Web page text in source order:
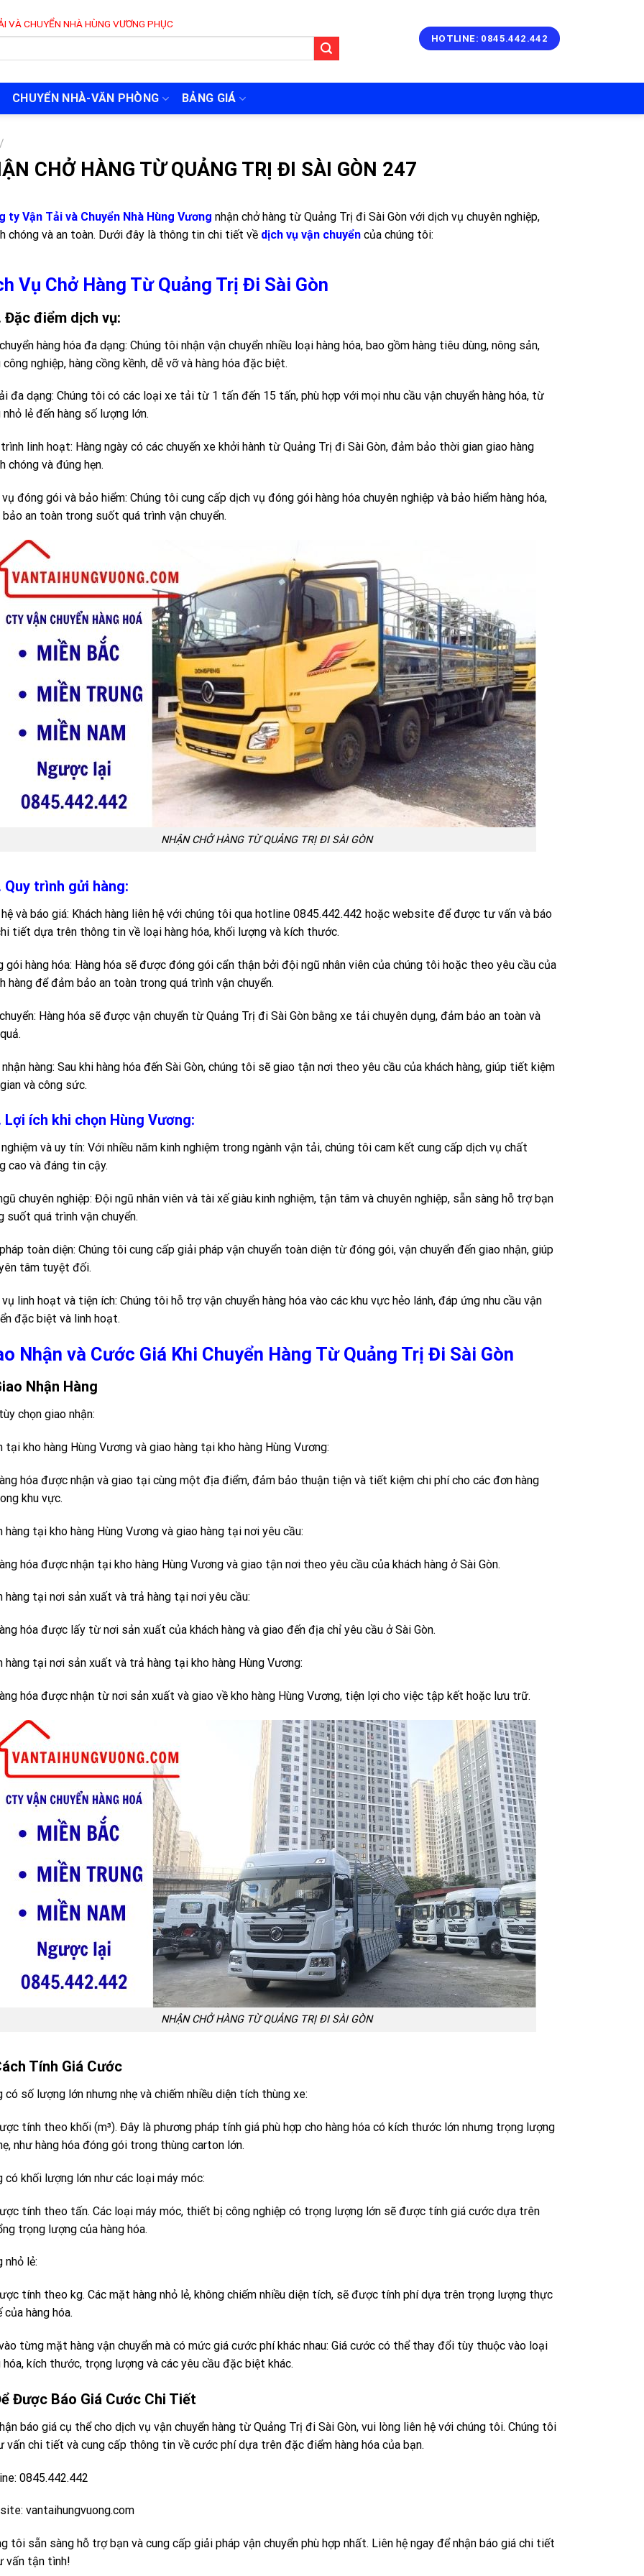
HÙNG VƯƠNG PHỤC VỤ 24/7
HOTLINE: 0845.442.442
CHUYỂN NHÀ-VĂN PHÒNG BẢNG GIÁ
/
CHỞ HÀNG TỪ QUẢNG TRỊ ĐI SÀI GÒN 247
ty Vận Tải và Chuyển Nhà Hùng Vương nhận chở hàng từ Quảng Trị đi Sài Gòn với dịch vụ chuyên nghiệp,
chóng và an toàn. Dưới đây là thông tin chi tiết về dịch vụ vận chuyểncủa chúng tôi:
Vụ Chở Hàng Từ Quảng Trị Đi Sài Gòn
Đặc điểm dịch vụ:
hàng hóa đa dạng: Chúng tôi nhận vận chuyển nhiều loại hàng hóa, bao gồm hàng tiêu dùng, nông sản,
công nghiệp, hàng cồng kềnh, dễ vỡ và hàng hóa đặc biệt.
đa dạng: Chúng tôi có các loại xe tải từ 1 tấn đến 15 tấn, phù hợp với mọi nhu cầu vận chuyển hàng hóa, từ
nhỏ lẻ đến hàng số lượng lớn.
linh hoạt: Hàng ngày có các chuyến xe khởi hành từ Quảng Trị đi Sài Gòn, đảm bảo thời gian giao hàng
chóng và đúng hẹn.
vụ đóng gói và bảo hiểm: Chúng tôi cung cấp dịch vụ đóng gói hàng hóa chuyên nghiệp và bảo hiểm hàng hóa,
an toàn trong suốt quá trình vận chuyển.
NHẬN CHỞ HÀNG TỪ QUẢNG TRỊ ĐI SÀI GÒN
Quy trình gửi hàng:
hệ và báo giá: Khách hàng liên hệ với chúng tôi qua hotline 0845.442.442 hoặc website để được tư vấn và báo
tiết dựa trên thông tin về loại hàng hóa, khối lượng và kích thước.
gói hàng hóa: Hàng hóa sẽ được đóng gói cẩn thận bởi đội ngũ nhân viên của chúng tôi hoặc theo yêu cầu của
hàng để đảm bảo an toàn trong quá trình vận chuyển.
Hàng hóa sẽ được vận chuyển từ Quảng Trị đi Sài Gòn bằng xe tải chuyên dụng, đảm bảo an toàn và
nhận hàng: Sau khi hàng hóa đến Sài Gòn, chúng tôi sẽ giao tận nơi theo yêu cầu của khách hàng, giúp tiết kiệm
và công sức.
Lợi ích khi chọn Hùng Vương:
nghiệm và uy tín: Với nhiều năm kinh nghiệm trong ngành vận tải, chúng tôi cam kết cung cấp dịch vụ chất
cao và đáng tin cậy.
chuyên nghiệp: Đội ngũ nhân viên và tài xế giàu kinh nghiệm, tận tâm và chuyên nghiệp, sẵn sàng hỗ trợ bạn
suốt quá trình vận chuyển.
toàn diện: Chúng tôi cung cấp giải pháp vận chuyển toàn diện từ đóng gói, vận chuyển đến giao nhận, giúp
tâm tuyệt đối.
vụ linh hoạt và tiện ích: Chúng tôi hỗ trợ vận chuyển hàng hóa vào các khu vực hẻo lánh, đáp ứng nhu cầu vận
đặc biệt và linh hoạt.
Nhận và Cước Giá Khi Chuyển Hàng Từ Quảng Trị Đi Sài Gòn
Nhận Hàng
chọn giao nhận:
tại kho hàng Hùng Vương và giao hàng tại kho hàng Hùng Vương:
hóa được nhận và giao tại cùng một địa điểm, đảm bảo thuận tiện và tiết kiệm chi phí cho các đơn hàng
khu vực.
hàng tại kho hàng Hùng Vương và giao hàng tại nơi yêu cầu:
hóa được nhận tại kho hàng Hùng Vương và giao tận nơi theo yêu cầu của khách hàng ở Sài Gòn.
hàng tại nơi sản xuất và trả hàng tại nơi yêu cầu:
hóa được lấy từ nơi sản xuất của khách hàng và giao đến địa chỉ yêu cầu ở Sài Gòn.
hàng tại nơi sản xuất và trả hàng tại kho hàng Hùng Vương:
hóa được nhận từ nơi sản xuất và giao về kho hàng Hùng Vương, tiện lợi cho việc tập kết hoặc lưu trữ.
NHẬN CHỞ HÀNG TỪ QUẢNG TRỊ ĐI SÀI GÒN
Tính Giá Cước
có số lượng lớn nhưng nhẹ và chiếm nhiều diện tích thùng xe:
tính theo khối (m³). Đây là phương pháp tính giá phù hợp cho hàng hóa có kích thước lớn nhưng trọng lượng
như hàng hóa đóng gói trong thùng carton lớn.
có khối lượng lớn như các loại máy móc:
tính theo tấn. Các loại máy móc, thiết bị công nghiệp có trọng lượng lớn sẽ được tính giá cước dựa trên
trọng lượng của hàng hóa.
nhỏ lẻ:
tính theo kg. Các mặt hàng nhỏ lẻ, không chiếm nhiều diện tích, sẽ được tính phí dựa trên trọng lượng thực
của hàng hóa.
từng mặt hàng vận chuyển mà có mức giá cước phí khác nhau: Giá cước có thể thay đổi tùy thuộc vào loại
hóa, kích thước, trọng lượng và các yêu cầu đặc biệt khác.
Được Báo Giá Cước Chi Tiết
báo giá cụ thể cho dịch vụ vận chuyển hàng từ Quảng Trị đi Sài Gòn, vui lòng liên hệ với chúng tôi. Chúng tôi
vấn chi tiết và cung cấp thông tin về cước phí dựa trên đặc điểm hàng hóa của bạn.
0845.442.442
vantaihungvuong.com
tôi sẵn sàng hỗ trợ bạn và cung cấp giải pháp vận chuyển phù hợp nhất. Liên hệ ngay để nhận báo giá chi tiết
vấn tận tình!